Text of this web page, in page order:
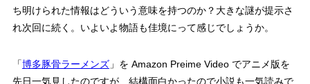
ち明けられた情報はどういう意味を持つのか？大きな謎が提示さ
れ次回に続く。いよいよ物語も佳境にって感じでしょうか。
「博多豚骨ラーメンズ」を Amazon Preime Video でアニメ版を
先日一気見したのですが、結構面白かったので小説も一気読みで